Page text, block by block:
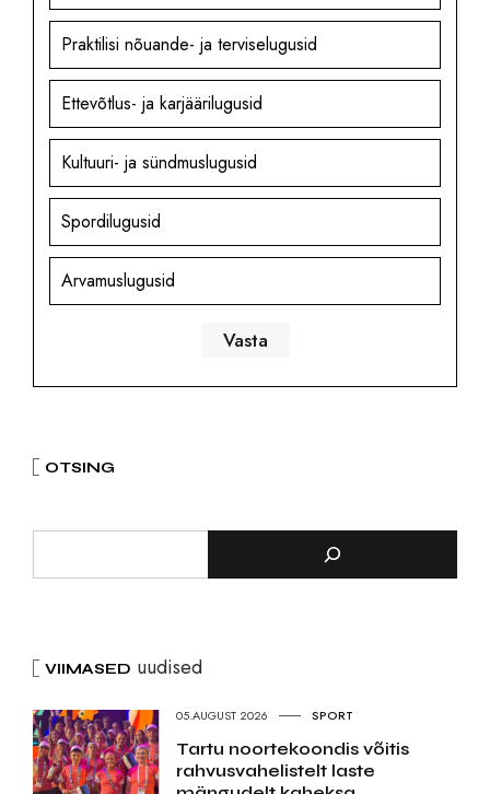
Praktilisi nõuande- ja terviselugusid
Ettevõtlus- ja karjäärilugusid
Kultuuri- ja sündmuslugusid
Spordilugusid
Arvamuslugusid
OTSING
VIIMASED uudised
05.AUGUST 2026 SPORT
Tartu noortekoondis võitis
rahvusvahelistelt laste